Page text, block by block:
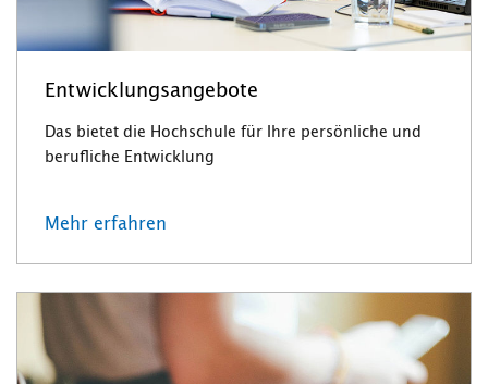
Entwicklungsangebote
Das bietet die Hochschule für Ihre persönliche und
berufliche Entwicklung
Mehr erfahren